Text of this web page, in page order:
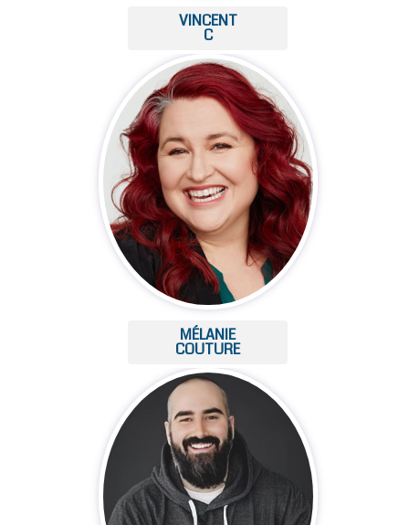
VINCENT
C
MÉLANIE
COUTURE